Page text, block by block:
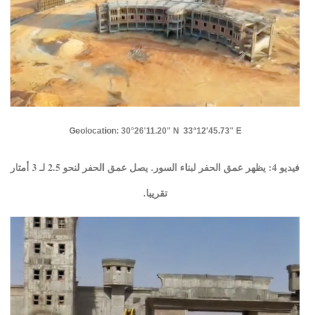
Geolocation: 30°26'11.20" N 33°12'45.73" E
فيديو 4: يظهر عمق الحفر لبناء السور. يصل عمق الحفر لنحو 2.5 لـ 3 أمتار
تقريبا.